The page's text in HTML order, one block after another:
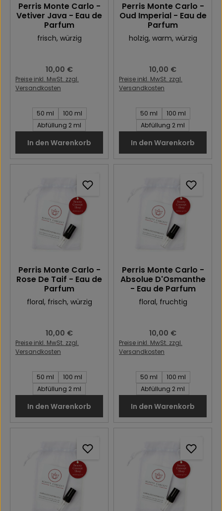
Perris Monte Carlo -
Vetiver Java - Eau de
Parfum
frisch, würzig
Regulärer Preis:
10,00 €
Preise inkl. MwSt. zzgl.
Versandkosten
Inhalt des Artikel:
50 ml
100 ml
Abfüllung 2 ml
In den Warenkorb
Perris Monte Carlo -
Oud Imperial - Eau de
Parfum
holzig, warm, würzig
Regulärer Preis:
10,00 €
Preise inkl. MwSt. zzgl.
Versandkosten
Inhalt des Artikel:
50 ml
100 ml
Abfüllung 2 ml
In den Warenkorb
Perris Monte Carlo -
Rose De Taif - Eau de
Parfum
floral, frisch, würzig
Regulärer Preis:
10,00 €
Preise inkl. MwSt. zzgl.
Versandkosten
Inhalt des Artikel:
50 ml
100 ml
Abfüllung 2 ml
In den Warenkorb
Perris Monte Carlo -
Absolue D'Osmanthe
- Eau de Parfum
floral, fruchtig
Regulärer Preis:
10,00 €
Preise inkl. MwSt. zzgl.
Versandkosten
Inhalt des Artikel:
50 ml
100 ml
Abfüllung 2 ml
In den Warenkorb